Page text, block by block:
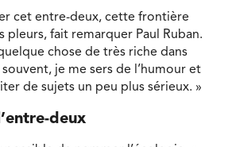
cet entre-deux, cette frontière
pleurs, fait remarquer Paul Ruban.
chose de très riche dans
je me sers de l’humour et
de sujets un peu plus sérieux. »
deux